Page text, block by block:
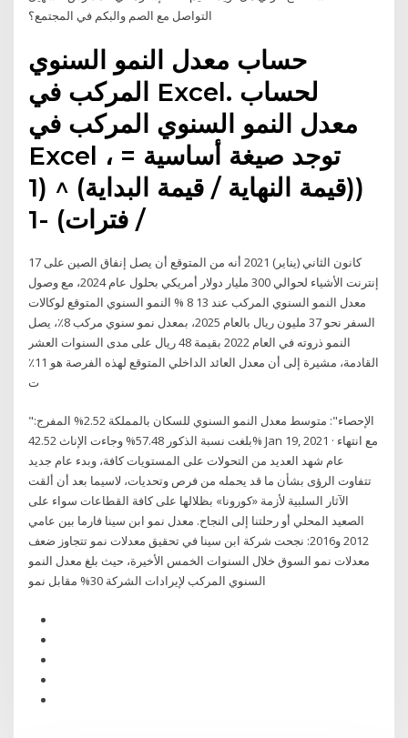
التواصل مع الصم والبكم في المجتمع؟
حساب معدل النمو السنوي
المركب في Excel. لحساب
معدل النمو السنوي المركب في
Excel ، توجد صيغة أساسية =
((قيمة النهاية / قيمة البداية) ^ (1
/ فترات) -1
17 كانون الثاني (يناير) 2021 أنه من المتوقع أن يصل إنفاق الصين على
إنترنت الأشياء لحوالي 300 مليار دولار أمريكي بحلول عام 2024، مع وصول
معدل النمو السنوي المركب عند 13 8 % النمو السنوي المتوقع لوكالات
السفر نحو 37 مليون ريال بالعام 2025، بمعدل نمو سنوي مركب 8٪، يصل
النمو ذروته في العام 2022 بقيمة 48 ريال على مدى السنوات العشر
القادمة، مشيرة إلى أن معدل العائد الداخلي المتوقع لهذه الفرصة هو 11٪
ت
"الإحصاء": متوسط معدل النمو السنوي للسكان بالمملكة 2.52% المفرج:
بلغت نسبة الذكور 57.48% وجاءت الإناث 42.52% Jan 19, 2021 · مع انتهاء
عام شهد العديد من التحولات على المستويات كافة، وبدء عام جديد
تتفاوت الرؤى بشأن ما قد يحمله من فرص وتحديات، لاسيما بعد أن ألقت
الآثار السلبية لأزمة «كورونا» بظلالها على كافة القطاعات سواء على
الصعيد المحلي أو رحلتنا إلى النجاح. معدل نمو ابن سينا فارما بين عامي
2012 و2016: نجحت شركة ابن سينا في تحقيق معدلات نمو تتجاوز ضعف
معدلات نمو السوق خلال السنوات الخمس الأخيرة، حيث بلغ معدل النمو
السنوي المركب لإيرادات الشركة 30% مقابل نمو